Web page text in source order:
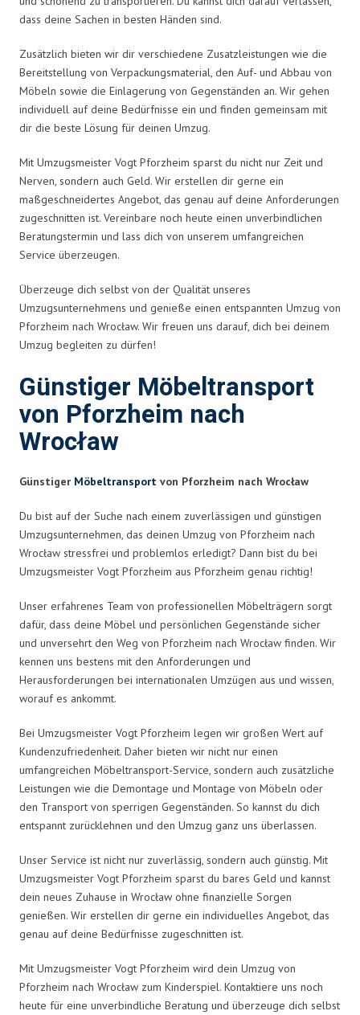
dass deine Sachen in besten Händen sind.
Zusätzlich bieten wir dir verschiedene Zusatzleistungen wie die
Bereitstellung von Verpackungsmaterial, den Auf- und Abbau von
Möbeln sowie die Einlagerung von Gegenständen an. Wir gehen
individuell auf deine Bedürfnisse ein und finden gemeinsam mit
dir die beste Lösung für deinen Umzug.
Mit Umzugsmeister Vogt Pforzheim sparst du nicht nur Zeit und
Nerven, sondern auch Geld. Wir erstellen dir gerne ein
maßgeschneidertes Angebot, das genau auf deine Anforderungen
zugeschnitten ist. Vereinbare noch heute einen unverbindlichen
Beratungstermin und lass dich von unserem umfangreichen
Service überzeugen.
Überzeuge dich selbst von der Qualität unseres
Umzugsunternehmens und genieße einen entspannten Umzug von
Pforzheim nach Wrocław. Wir freuen uns darauf, dich bei deinem
Umzug begleiten zu dürfen!
Günstiger Möbeltransport
von Pforzheim nach
Wrocław
Günstiger Möbeltransport von Pforzheim nach Wrocław
Du bist auf der Suche nach einem zuverlässigen und günstigen
Umzugsunternehmen, das deinen Umzug von Pforzheim nach
Wrocław stressfrei und problemlos erledigt? Dann bist du bei
Umzugsmeister Vogt Pforzheim aus Pforzheim genau richtig!
Unser erfahrenes Team von professionellen Möbelträgern sorgt
dafür, dass deine Möbel und persönlichen Gegenstände sicher
und unversehrt den Weg von Pforzheim nach Wrocław finden. Wir
kennen uns bestens mit den Anforderungen und
Herausforderungen bei internationalen Umzügen aus und wissen,
worauf es ankommt.
Bei Umzugsmeister Vogt Pforzheim legen wir großen Wert auf
Kundenzufriedenheit. Daher bieten wir nicht nur einen
umfangreichen Möbeltransport-Service, sondern auch zusätzliche
Leistungen wie die Demontage und Montage von Möbeln oder
den Transport von sperrigen Gegenständen. So kannst du dich
entspannt zurücklehnen und den Umzug ganz uns überlassen.
Unser Service ist nicht nur zuverlässig, sondern auch günstig. Mit
Umzugsmeister Vogt Pforzheim sparst du bares Geld und kannst
dein neues Zuhause in Wrocław ohne finanzielle Sorgen
genießen. Wir erstellen dir gerne ein individuelles Angebot, das
genau auf deine Bedürfnisse zugeschnitten ist.
Mit Umzugsmeister Vogt Pforzheim wird dein Umzug von
Pforzheim nach Wrocław zum Kinderspiel. Kontaktiere uns noch
heute für eine unverbindliche Beratung und überzeuge dich selbst